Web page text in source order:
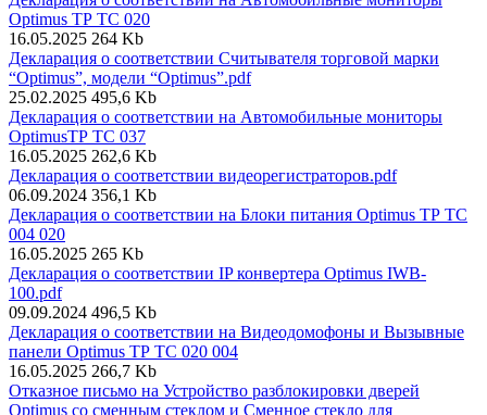
Optimus ТР ТС 020
16.05.2025 264 Kb
Декларация о соответствии Считывателя торговой марки
“Optimus”, модели “Optimus”.pdf
25.02.2025 495,6 Kb
Декларация о соответствии на Автомобильные мониторы
OptimusТР ТС 037
16.05.2025 262,6 Kb
Декларация о соответствии видеорегистраторов.pdf
06.09.2024 356,1 Kb
Декларация о соответствии на Блоки питания Optimus ТР ТС
004 020
16.05.2025 265 Kb
Декларация о соответствии IP конвертера Optimus IWB-
100.pdf
09.09.2024 496,5 Kb
Декларация о соответствии на Видеодомофоны и Вызывные
панели Optimus ТР ТС 020 004
16.05.2025 266,7 Kb
Отказное письмо на Устройство разблокировки дверей
Optimus со сменным стеклом и Сменное стекло для